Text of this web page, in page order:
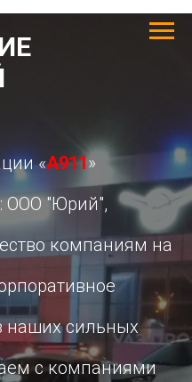
«А911»
ООО "Юрий",
компаниям на
наших сильных
с компаниями